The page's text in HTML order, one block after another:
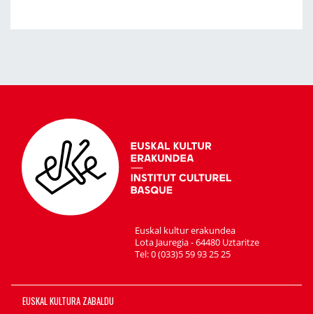
Euskal kultur erakundea
Lota Jauregia - 64480 Uztaritze
Tel: 0 (033)5 59 93 25 25
EUSKAL KULTURA ZABALDU